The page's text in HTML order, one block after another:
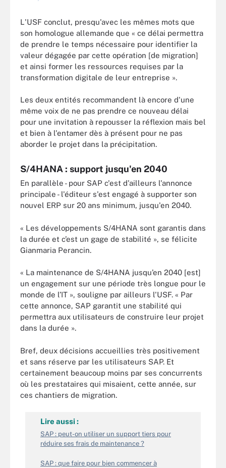
L'USF conclut, presqu'avec les mêmes mots que
son homologue allemande que « ce délai permettra
de prendre le temps nécessaire pour identifier la
valeur dégagée par cette opération [de migration]
et ainsi former les ressources requises par la
transformation digitale de leur entreprise ».
Les deux entités recommandent là encore d'une
même voix de ne pas prendre ce nouveau délai
pour une invitation à repousser la réflexion mais bel
et bien à l'entamer dès à présent pour ne pas
aborder le projet dans la précipitation.
S/4HANA : support jusqu'en 2040
En parallèle - pour SAP c'est d'ailleurs l'annonce
principale - l'éditeur s'est engagé à supporter son
nouvel ERP sur 20 ans minimum, jusqu'en 2040.
« Les développements S/4HANA sont garantis dans
la durée et c’est un gage de stabilité », se félicite
Gianmaria Perancin.
« La maintenance de S/4HANA jusqu’en 2040 [est]
un engagement sur une période très longue pour le
monde de l’IT », souligne par ailleurs l'USF. « Par
cette annonce, SAP garantit une stabilité qui
permettra aux utilisateurs de construire leur projet
dans la durée ».
Bref, deux décisions accueillies très positivement
et sans réserve par les utilisateurs SAP. Et
certainement beaucoup moins par ses concurrents
où les prestataires qui misaient, cette année, sur
ces chantiers de migration.
Lire aussi :
SAP : peut-on utiliser un support tiers pour
réduire ses frais de maintenance ?
SAP : que faire pour bien commencer à